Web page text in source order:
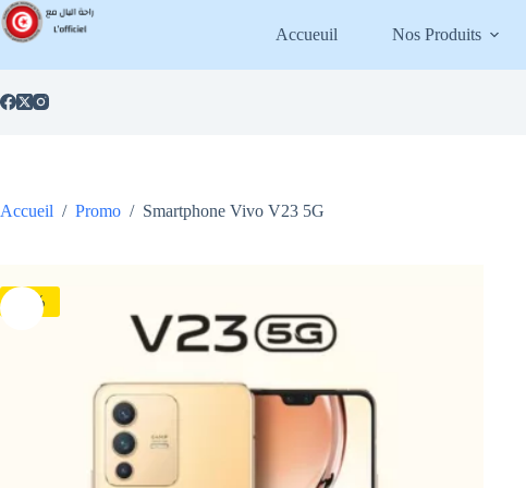
Passer
au
contenu
Accueuil Nos Produits
Accueil / Promo / Smartphone Vivo V23 5G
-3%